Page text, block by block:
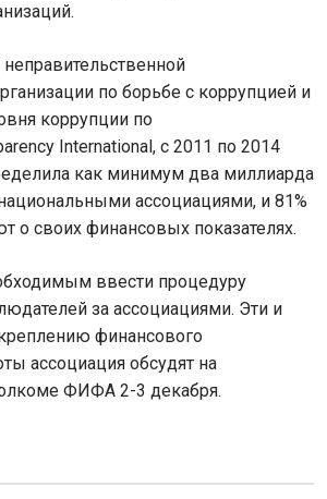
по борьбе с коррупцией и
коррупции по
International, с 2011 по 2014
как минимум два миллиарда
ассоциациями, и 81%
о своих финансовых показателях.
ввести процедуру
за ассоциациями. Эти и
финансового
ассоциация обсудят на
ФИФА 2-3 декабря.